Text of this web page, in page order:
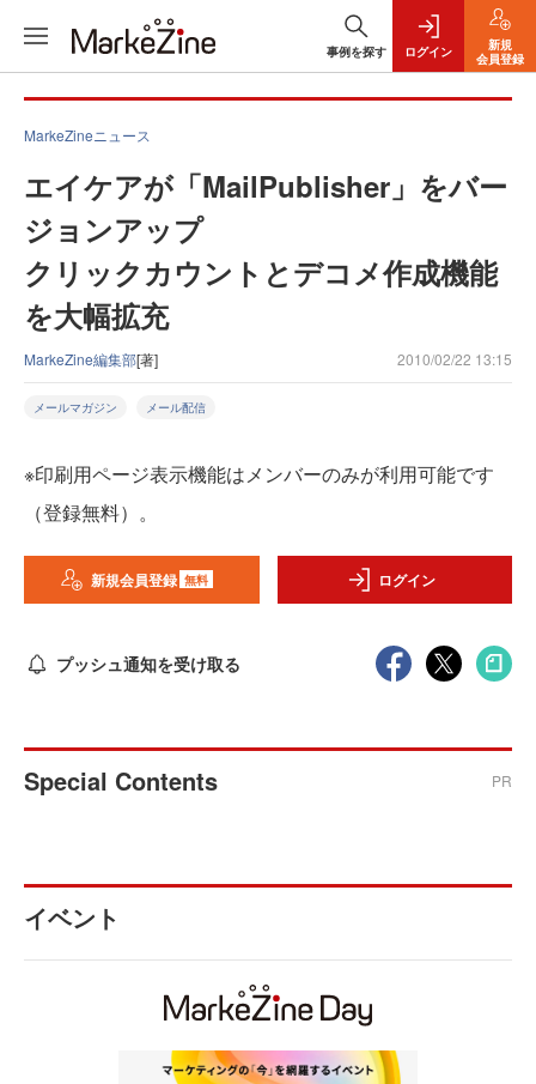
事例を探す ログイン
新規
会員登録
MarkeZineニュース
エイケアが「MailPublisher」をバー
ジョンアップ
クリックカウントとデコメ作成機能
を大幅拡充
MarkeZine編集部[著] 2010/02/22 13:15
メールマガジン メール配信
※印刷用ページ表示機能はメンバーのみが利用可能です
（登録無料）。
新規会員登録 無料 ログイン
プッシュ通知を受け取る
Special Contents PR
イベント